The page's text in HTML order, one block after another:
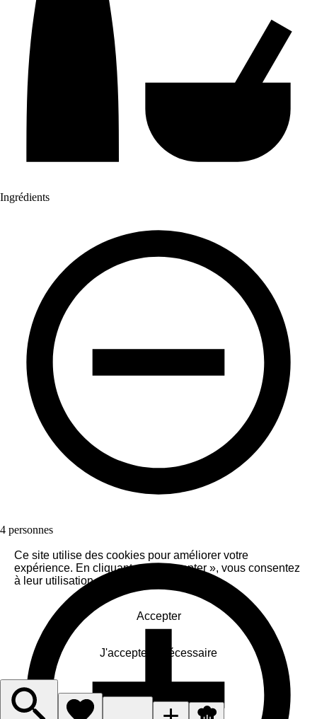
Ingrédients
4 personnes
Ce site utilise des cookies pour améliorer votre
expérience. En cliquant sur « Accepter », vous consentez
à leur utilisation.
Accepter
J'accepte le nécessaire